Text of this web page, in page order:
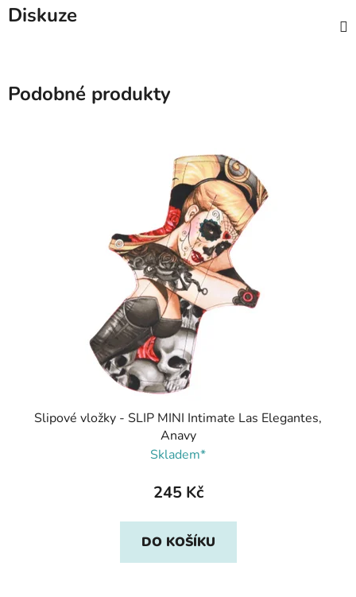
Diskuze
Podobné produkty
Slipové vložky - SLIP MINI Intimate Las Elegantes,
Anavy
Skladem*
245 Kč
DO KOŠÍKU